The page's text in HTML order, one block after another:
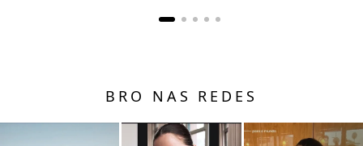
BRO NAS REDES